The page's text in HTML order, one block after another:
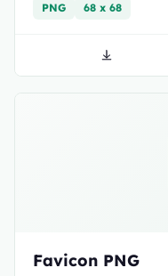
PNG 68 x 68
Favicon PNG